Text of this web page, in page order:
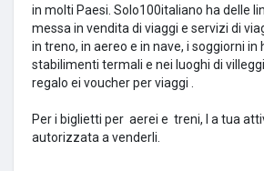
in molti Paesi. Solo100italiano ha delle
messa in vendita di viaggi e servizi di
in treno, in aereo e in nave, i soggiorni in
stabilimenti termali e nei luoghi di
regalo ei voucher per viaggi .
Per i biglietti per aerei e treni, l a tua
autorizzata a venderli.